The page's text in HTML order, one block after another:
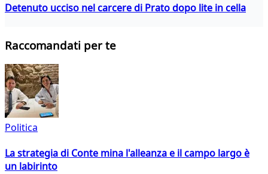
Detenuto ucciso nel carcere di Prato dopo lite in cella
Raccomandati per te
Politica
La strategia di Conte mina l'alleanza e il campo largo è
un labirinto